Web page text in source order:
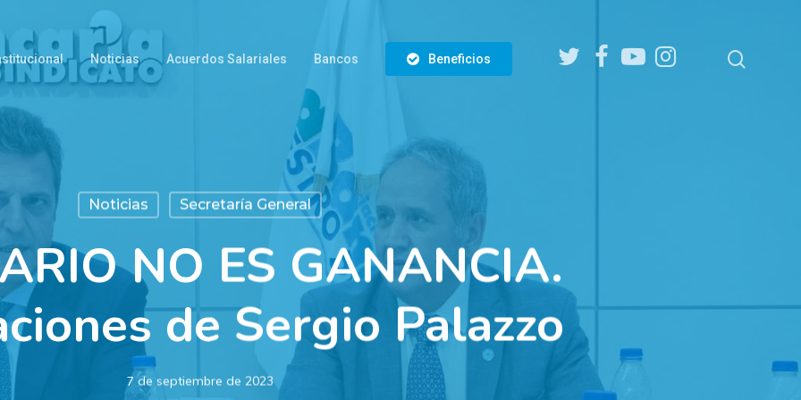
Noticias Acuerdos Salariales Bancos Beneficios
twitter facebookyoutubeinstagram
Noticias Secretaría General
NO ES GANANCIA.
de Sergio Palazzo
7 de septiembre de 2023